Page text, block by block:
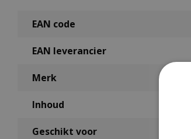
EAN code
EAN leverancier
Merk
Inhoud
Geschikt voor